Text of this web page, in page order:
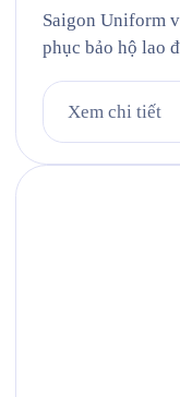
Saigon Uniform
phục bảo hộ lao
Châu Thành
những thương
Xem chi tiết